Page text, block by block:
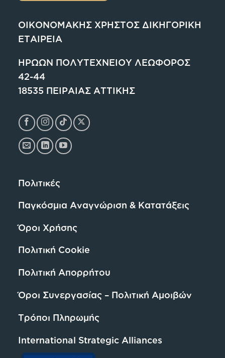
ΟΙΚΟΝΟΜΑΚΗΣ ΧΡΗΣΤΟΣ ΔΙΚΗΓΟΡΙΚΗ
ΕΤΑΙΡΕΙΑ
ΗΡΩΩΝ ΠΟΛΥΤΕΧΝΕΙΟΥ ΛΕΩΦΟΡΟΣ
42-44
18535 ΠΕΙΡΑΙΑΣ ΑΤΤΙΚΗΣ
Πολιτικές
Παγκόσμια Αναγνώριση & Κατατάξεις
Όροι Χρήσης
Πολιτική Cookie
Πολιτική Απορρήτου
Όροι Συνεργασίας – Πολιτική Αμοιβών
Τρόποι Πληρωμής
International Strategic Alliances